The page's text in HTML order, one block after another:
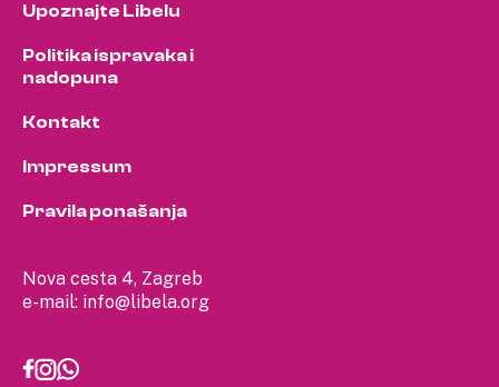
Nova cesta 4, Zagreb
e-mail: info@libela.org
Upoznajte Libelu
Politika ispravaka i
nadopuna
Kontakt
Impressum
Pravila ponašanja